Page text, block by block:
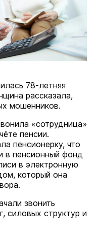
78-летняя
рассказала,
мошенников.
«сотрудница»
пенсии.
пенсионерку, что
в пенсионный фонд
в электронную
который она
звонить
силовых структур и